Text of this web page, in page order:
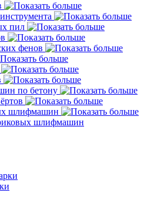
пил
фенов
по бетону
шлифмашин
шлифмашин